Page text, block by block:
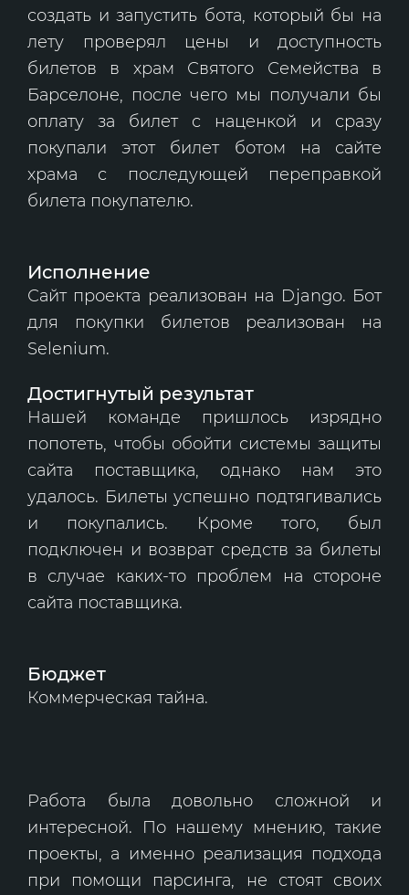
создать и запустить бота, который бы на
лету проверял цены и доступность
билетов в храм Святого Семейства в
Барселоне, после чего мы получали бы
оплату за билет с наценкой и сразу
покупали этот билет ботом на сайте
храма с последующей переправкой
билета покупателю.
Исполнение
Сайт проекта реализован на Django. Бот
для покупки билетов реализован на
Selenium.
Достигнутый результат
Нашей команде пришлось изрядно
попотеть, чтобы обойти системы защиты
сайта поставщика, однако нам это
удалось. Билеты успешно подтягивались
и покупались. Кроме того, был
подключен и возврат средств за билеты
в случае каких-то проблем на стороне
сайта поставщика.
Бюджет
Коммерческая тайна.
Работа была довольно сложной и
интересной. По нашему мнению, такие
проекты, а именно реализация подхода
при помощи парсинга, не стоят своих